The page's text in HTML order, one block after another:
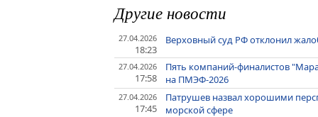
Другие новости
27.04.2026
18:23
Верховный суд РФ отклонил
27.04.2026
17:58
Пять компаний-финалистов
на ПМЭФ-2026
27.04.2026
17:45
Патрушев назвал хорошими
морской сфере